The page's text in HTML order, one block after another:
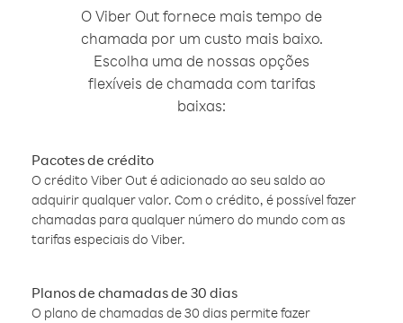
O Viber Out fornece mais tempo de
chamada por um custo mais baixo.
Escolha uma de nossas opções
flexíveis de chamada com tarifas
baixas:
Pacotes de crédito
O crédito Viber Out é adicionado ao seu saldo ao
adquirir qualquer valor. Com o crédito, é possível fazer
chamadas para qualquer número do mundo com as
tarifas especiais do Viber.
Planos de chamadas de 30 dias
O plano de chamadas de 30 dias permite fazer